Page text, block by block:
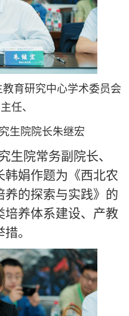
育研究中心学术委员会
任、
生院院长朱继宏
生院常务副院长、
娟作题为《西北农
的探索与实践》的
培养体系建设、产教
。